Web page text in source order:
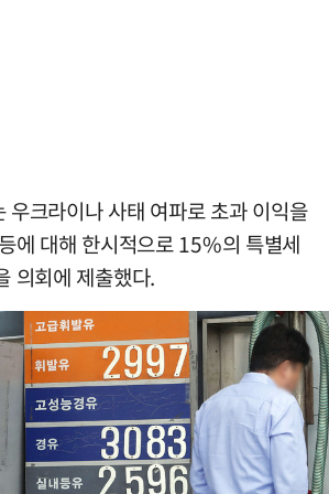
우크라이나 사태 여파로 초과 이익을
에 대해 한시적으로 15%의 특별세
의회에 제출했다.